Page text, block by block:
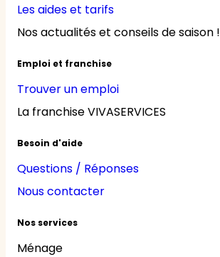
Les aides et tarifs
Nos actualités et conseils de saison !
Emploi et franchise
Trouver un emploi
La franchise VIVASERVICES
Besoin d'aide
Questions / Réponses
Nous contacter
Nos services
Ménage